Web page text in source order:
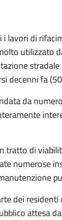
lavori di
utilizzato
decenni fa
da
tratto di
numerose
dei
attesa